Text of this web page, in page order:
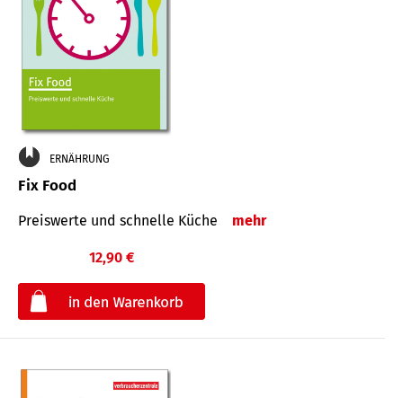
ERNÄHRUNG
Fix Food
Preiswerte und schnelle Küche mehr
12,90 €